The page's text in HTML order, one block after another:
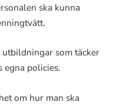
ska kunna
som täcker
egna policies.
om hur man ska